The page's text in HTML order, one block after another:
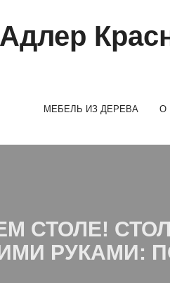
МЕБЕЛЬ ИЗ ДЕРЕВА О
СТОЛЕ!
РУКАМИ: